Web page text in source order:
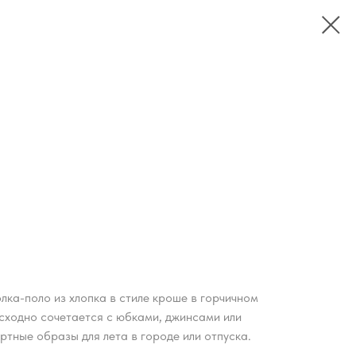
поло из хлопка в стиле кроше в горчичном
сочетается с юбками, джинсами или
образы для лета в городе или отпуска.